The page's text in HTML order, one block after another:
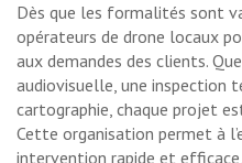
Dès que les formalités sont
opérateurs de drone locaux
aux demandes des clients.
audiovisuelle, une inspection
cartographie, chaque projet
Cette organisation permet à
intervention rapide et